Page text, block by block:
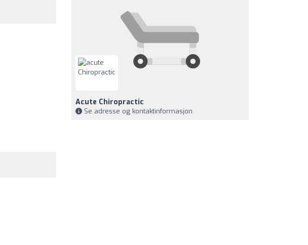
Acute Chiropractic
Se adresse og kontaktinformasjon